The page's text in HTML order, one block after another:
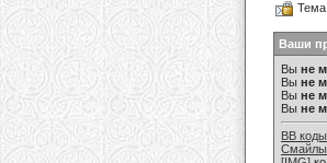
Тема
Ваши
Вы не
Вы не
Вы не
Вы не
BB коды
Смайлы